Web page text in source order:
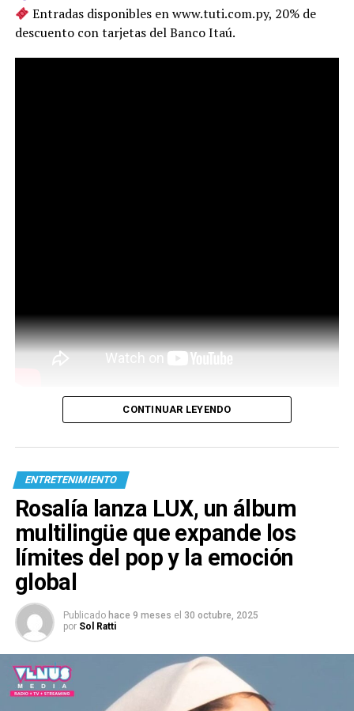
Entradas disponibles en www.tuti.com.py, 20% de
descuento con tarjetas del Banco Itaú.
CONTINUAR LEYENDO
ENTRETENIMIENTO
Rosalía lanza LUX, un álbum
multilingüe que expande los
límites del pop y la emoción
global
Publicado hace 9 meses el 30 octubre, 2025
por Sol Ratti